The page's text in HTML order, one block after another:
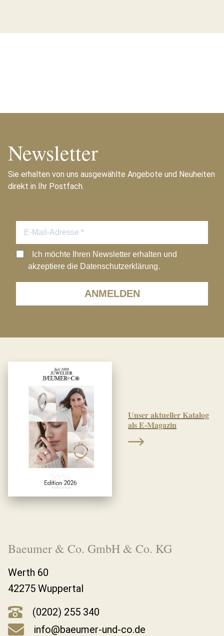
Newsletter
Sie erhalten von uns ausgewählte Angebote und Neuheiten
direkt in Ihr Postfach.
ANMELDEN
Ich möchte Ihren Newsletter erhalten und
akzeptiere die Datenschutzerklärung.
Unser aktueller Katalog
als E-Magazin
Baeumer & Co. GmbH & Co. KG
Werth 60
42275 Wuppertal
(0202) 255 340
info@baeumer-und-co.de